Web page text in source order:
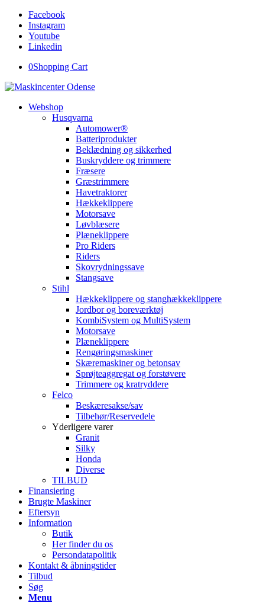
Facebook
Instagram
Youtube
Linkedin
0Shopping Cart
Webshop
Husqvarna
Automower®
Batteriprodukter
Beklædning og sikkerhed
Buskryddere og trimmere
Fræsere
Græstrimmere
Havetraktorer
Hækkeklippere
Motorsave
Løvblæsere
Plæneklippere
Pro Riders
Riders
Skovrydningssave
Stangsave
Stihl
Hækkeklippere og stanghækkeklippere
Jordbor og boreværktøj
KombiSystem og MultiSystem
Motorsave
Plæneklippere
Rengøringsmaskiner
Skæremaskiner og betonsav
Sprøjteaggregat og forstøvere
Trimmere og kratryddere
Felco
Beskæresakse/sav
Tilbehør/Reservedele
Yderligere varer
Granit
Silky
Honda
Diverse
TILBUD
Finansiering
Brugte Maskiner
Eftersyn
Information
Butik
Her finder du os
Persondatapolitik
Kontakt & åbningstider
Tilbud
Søg
Menu